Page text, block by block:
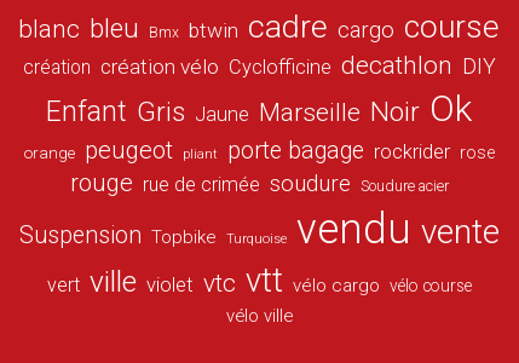
blanc bleu Bmx btwin cadre cargo course
création création vélo Cyclofficine decathlon DIY
Enfant Gris Jaune Marseille Noir Ok
orange peugeot pliant porte bagage rockrider rose
rouge rue de crimée soudure Soudure acier
Suspension Topbike Turquoise vendu vente
vert ville violet vtc vtt vélo cargo vélo course
vélo ville